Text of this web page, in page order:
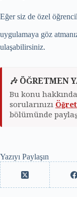
Eğer siz de özel
uygulamaya göz
ulaşabilirsiniz.
🎶 ÖĞRETMEN
Bu konu
sorularınızı
bölümünde
Yazıyı Paylaşın